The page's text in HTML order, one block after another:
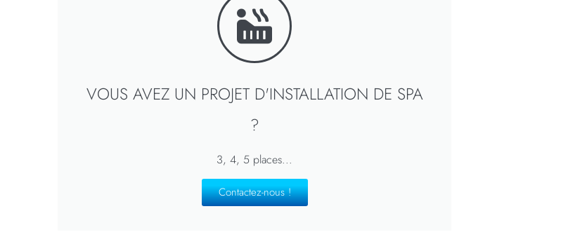
VOUS AVEZ UN PROJET D'INSTALLATION DE SPA
?
3, 4, 5 places...
Contactez-nous !